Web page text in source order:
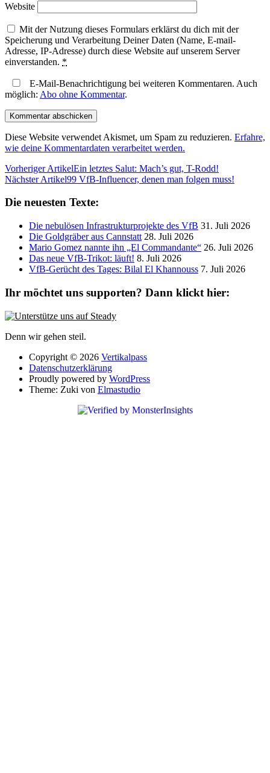
Website
Mit der Nutzung dieses Formulars erklärst du dich mit der
Speicherung und Verarbeitung Deiner Daten (Name, E-mail-
Adresse, IP-Adresse) durch diese Website auf unserem Server
einverstanden. *
E-Mail-Benachrichtigung bei weiteren Kommentaren. Auch
möglich: Abo ohne Kommentar.
Diese Website verwendet Akismet, um Spam zu reduzieren. Erfahre,
wie deine Kommentardaten verarbeitet werden.
Vorheriger ArtikelEin letztes Salut: Mach’s gut, T-Rodd!
Nächster Artikel99 VfB-Influencer, denen man folgen muss!
Die neuesten Texte:
Die nebulösen Infrastrukturprojekte des VfB 31. Juli 2026
Die Goldgräber aus Cannstatt 28. Juli 2026
Mario Gomez nannte ihn „El Commandante“ 26. Juli 2026
Das neue VfB-Trikot: läuft! 8. Juli 2026
VfB-Gerücht des Tages: Bilal El Khannouss 7. Juli 2026
Ihr möchtet uns supporten? Dann klickt hier:
Denn wir gehen steil.
Copyright © 2026 Vertikalpass
Datenschutzerklärung
Proudly powered by WordPress
Theme: Zuki von Elmastudio